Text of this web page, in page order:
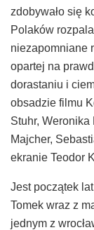
zdobywało się
Polaków
niezapomniane
opartej na
dorastaniu i
obsadzie filmu
Stuhr,
Majcher,
ekranie Teodor
Jest początek
Tomek wraz z
jednym z